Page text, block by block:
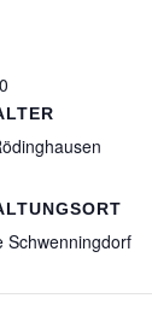
Schwenningdorf